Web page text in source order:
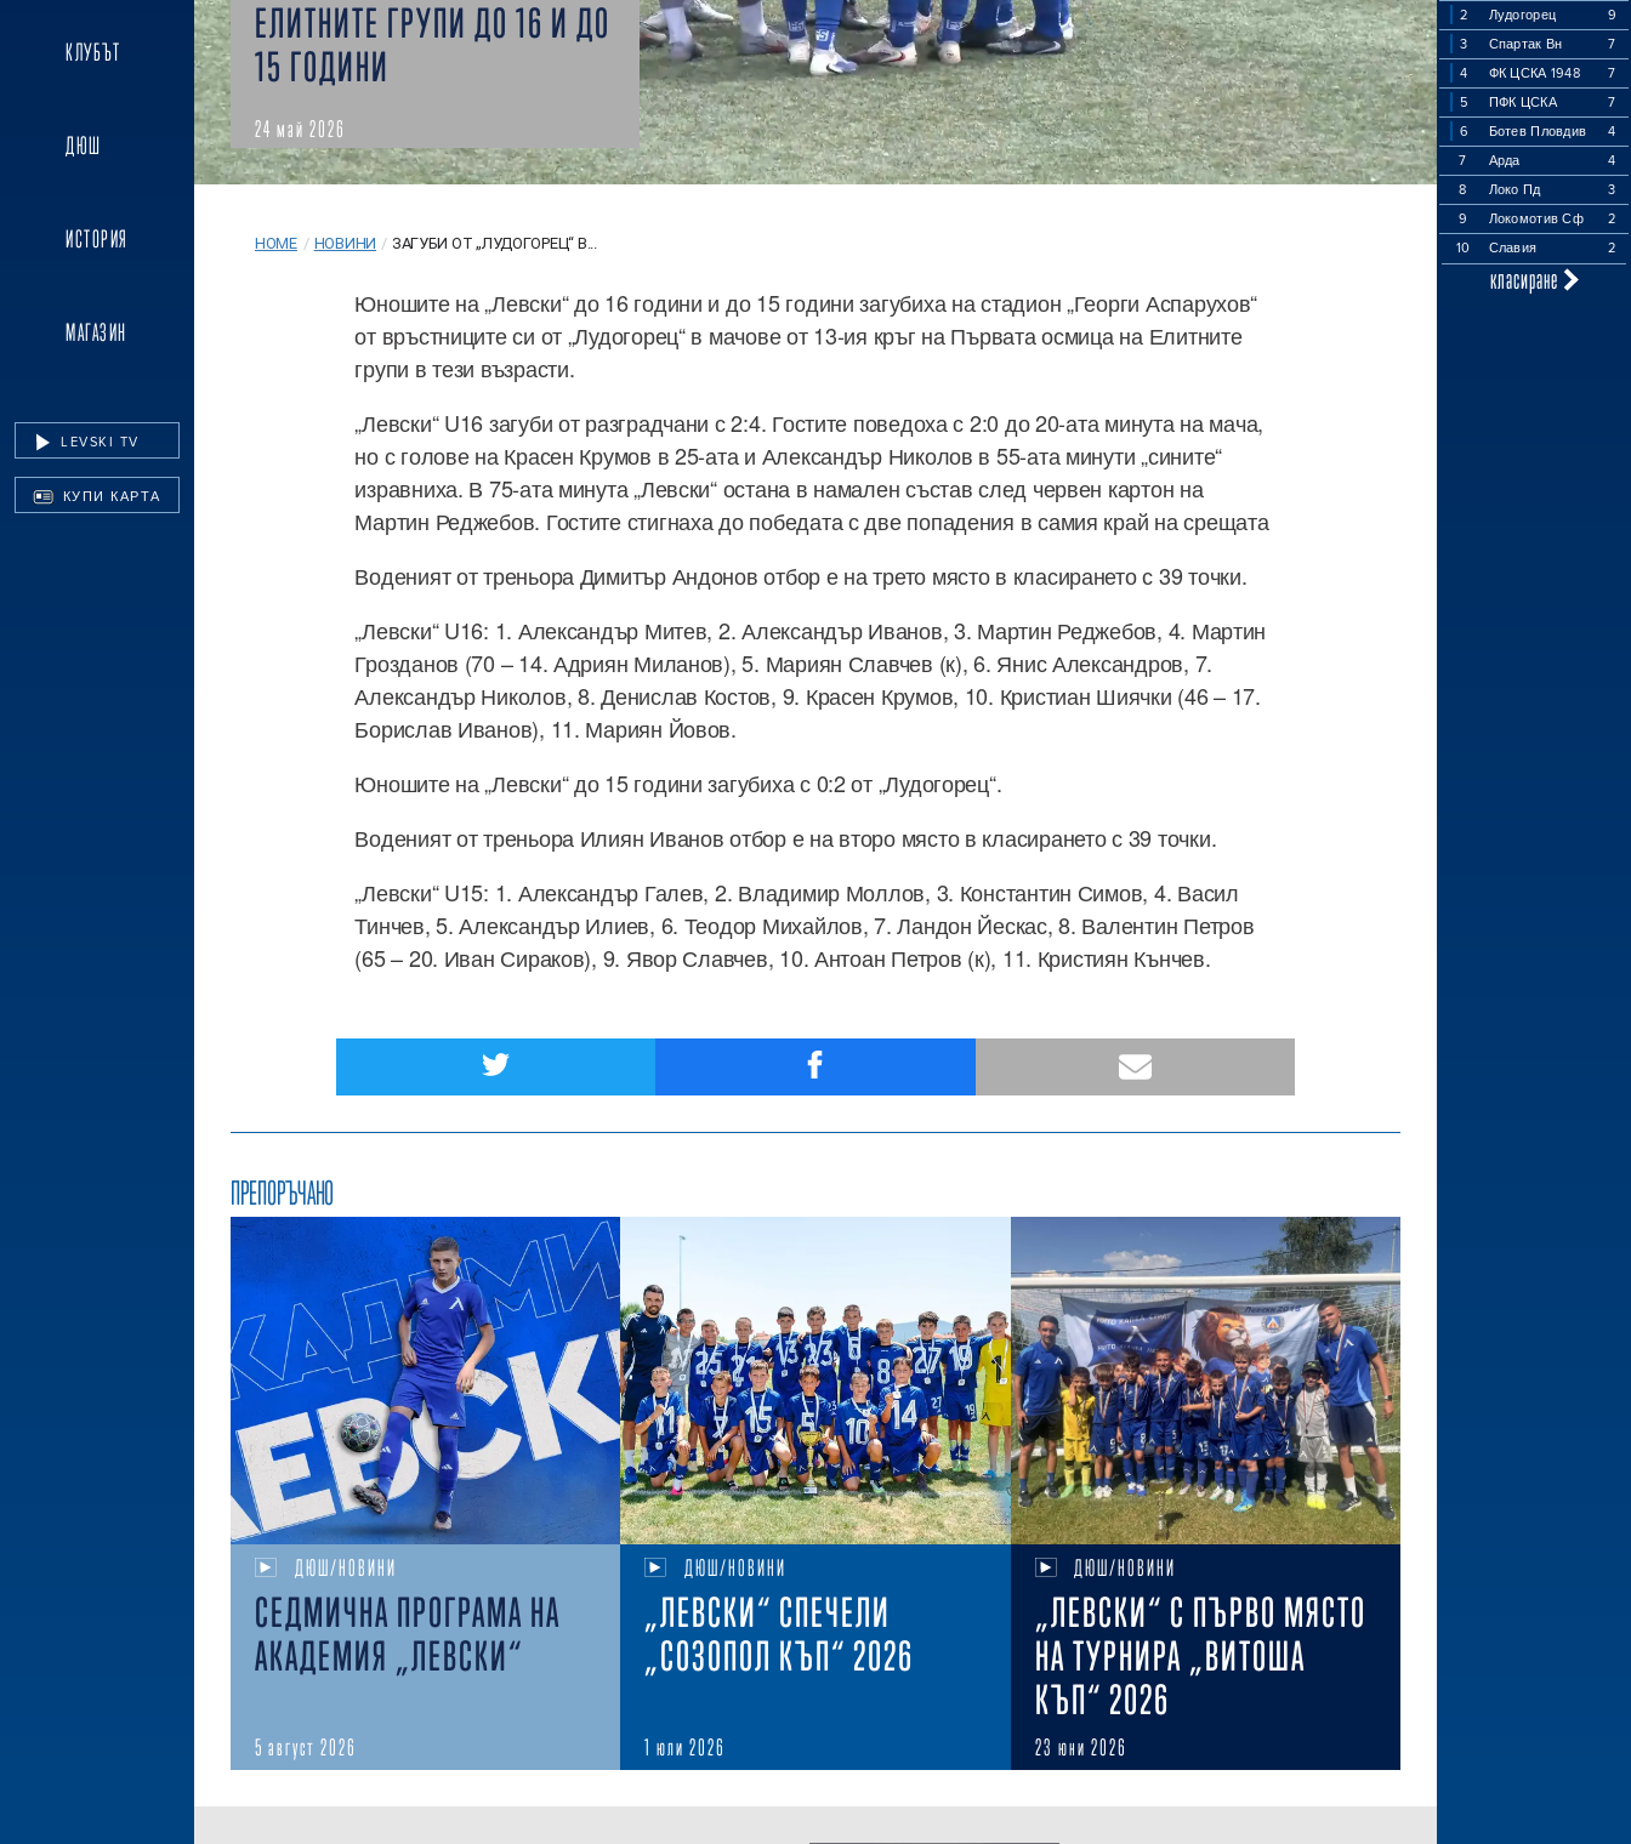
КЛУБЪТ
ДЮШ
ИСТОРИЯ
МАГАЗИН
LEVSKI TV
КУПИ КАРТА
2 Лудогорец
9
3
Спартак Вн
7
4
ФК ЦСКА 1948
7
5
ПФК ЦСКА
7
6
Ботев Пловдив
4
7
Арда
4
8
Локо Пд
3
9
Локомотив Сф
2
10
Славия 2
класиране
ЕЛИТНИТЕ ГРУПИ ДО 16 И ДО
15 ГОДИНИ
24 май 2026
HOME / НОВИНИ / ЗАГУБИ ОТ „ЛУДОГОРЕЦ“ В...
Юношите на „Левски“ до 16 години и до 15 години загубиха на стадион „Георги Аспарухов“
от връстниците си от „Лудогорец“ в мачове от 13-ия кръг на Първата осмица на Елитните
групи в тези възрасти.
„Левски“ U16 загуби от разградчани с 2:4. Гостите поведоха с 2:0 до 20-ата минута на мача,
но с голове на Красен Крумов в 25-ата и Александър Николов в 55-ата минути „сините“
изравниха. В 75-ата минута „Левски“ остана в намален състав след червен картон на
Мартин Реджебов. Гостите стигнаха до победата с две попадения в самия край на срещата
Воденият от треньора Димитър Андонов отбор е на трето място в класирането с 39 точки.
„Левски“ U16: 1. Александър Митев, 2. Александър Иванов, 3. Мартин Реджебов, 4. Мартин
Грозданов (70 – 14. Адриян Миланов), 5. Мариян Славчев (к), 6. Янис Александров, 7.
Александър Николов, 8. Денислав Костов, 9. Красен Крумов, 10. Кристиан Шиячки (46 – 17.
Борислав Иванов), 11. Мариян Йовов.
Юношите на „Левски“ до 15 години загубиха с 0:2 от „Лудогорец“.
Воденият от треньора Илиян Иванов отбор е на второ място в класирането с 39 точки.
„Левски“ U15: 1. Александър Галев, 2. Владимир Моллов, 3. Константин Симов, 4. Васил
Тинчев, 5. Александър Илиев, 6. Теодор Михайлов, 7. Ландон Йескас, 8. Валентин Петров
(65 – 20. Иван Сираков), 9. Явор Славчев, 10. Антоан Петров (к), 11. Кристиян Кънчев.
ПРЕПОРЪЧАНО
ДЮШ/НОВИНИ
СЕДМИЧНА ПРОГРАМА НА
АКАДЕМИЯ „ЛЕВСКИ“
5 август 2026
ДЮШ/НОВИНИ
„ЛЕВСКИ“ СПЕЧЕЛИ
„СОЗОПОЛ КЪП“ 2026
1 юли 2026
ДЮШ/НОВИНИ
„ЛЕВСКИ“ С ПЪРВО МЯСТО
НА ТУРНИРА „ВИТОША
КЪП“ 2026
23 юни 2026